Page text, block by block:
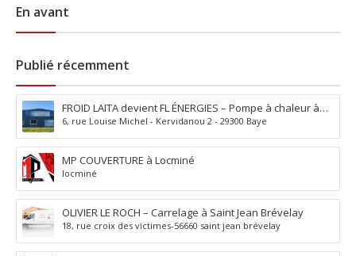
En avant
Publié récemment
FROID LAITA devient FL ÉNERGIES – Pompe à chaleur à
Baye
6, rue Louise Michel - Kervidanou 2 - 29300 Baye
MP COUVERTURE à Locminé
locminé
OLIVIER LE ROCH – Carrelage à Saint Jean Brévelay
18, rue croix des victimes-56660 saint jean brévelay